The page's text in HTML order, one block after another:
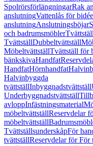
SpolrörsförlängningarRak
anslutningVattenlås för
anslutningAnslutningsböjar
och badrumsmöblerTvättställ
TvättställDubbeltvättställ
MöbeltvättställTvättställ för
bänkskivaHandfat
HandfatHörnhandfat
Halvinbyggda
tvättställInbyggnadstvättställ
Underbyggnadstvättställ
avloppInfästningsmaterial
möbeltvättställReservdelar
möbeltvättställ
TvättställsunderskåpFör
tvättställReservdelar för För